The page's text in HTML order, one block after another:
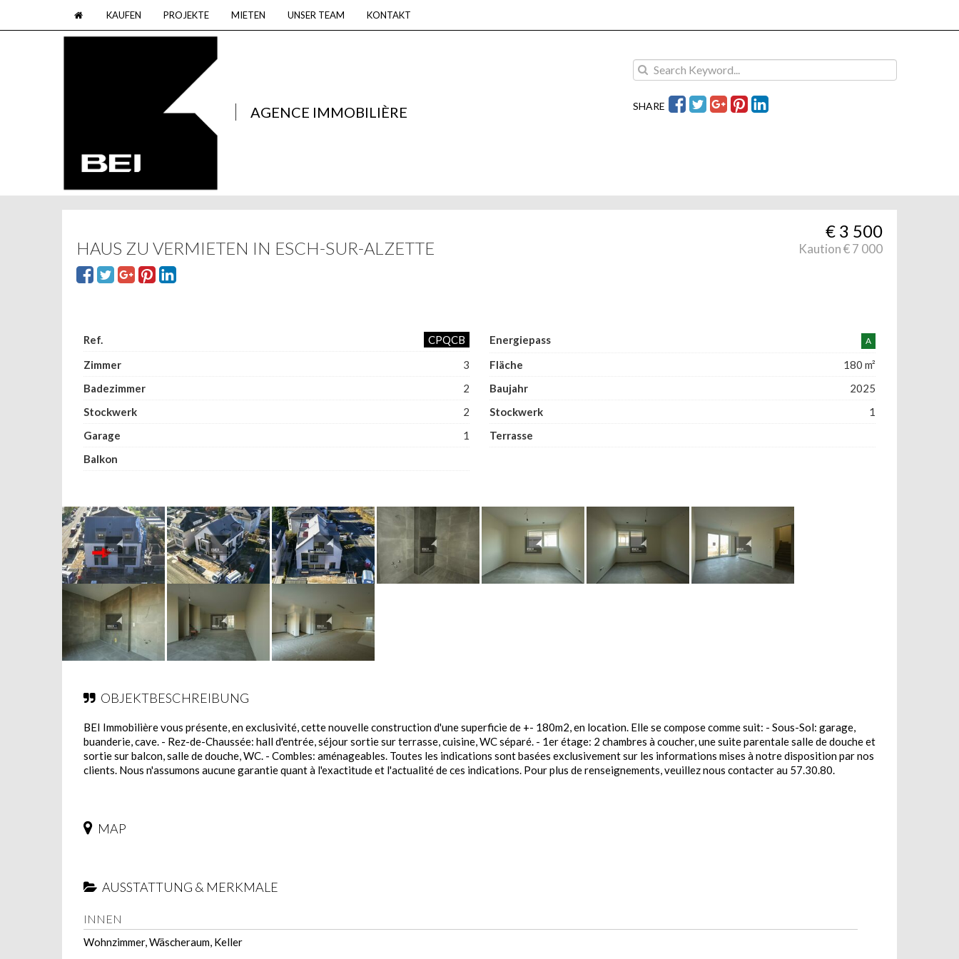
KAUFEN PROJEKTE MIETEN UNSER TEAM KONTAKT
AGENCE IMMOBILIÈRE SHARE
€ 3 500
Kaution € 7 000
HAUS ZU VERMIETEN IN ESCH-SUR-ALZETTE
Ref. CPQCB Energiepass A
Zimmer 3 Fläche
180 m²
Badezimmer
2 Baujahr
2025
Stockwerk
2 Stockwerk
1
Garage
1
Terrasse
Balkon
OBJEKTBESCHREIBUNG
BEI Immobilière vous présente, en exclusivité, cette nouvelle construction d'une superficie de +- 180m2, en location. Elle se compose comme suit: - Sous-Sol: garage,
buanderie, cave. - Rez-de-Chaussée: hall d'entrée, séjour sortie sur terrasse, cuisine, WC séparé. - 1er étage: 2 chambres à coucher, une suite parentale salle de douche et
sortie sur balcon, salle de douche, WC. - Combles: aménageables. Toutes les indications sont basées exclusivement sur les informations mises à notre disposition par nos
clients. Nous n'assumons aucune garantie quant à l'exactitude et l'actualité de ces indications. Pour plus de renseignements, veuillez nous contacter au 57.30.80.
MAP
AUSSTATTUNG & MERKMALE
INNEN
Wohnzimmer, Wäscheraum, Keller